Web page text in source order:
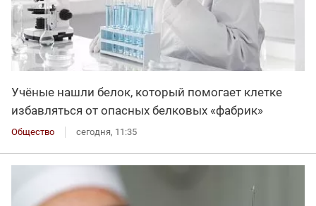
Учёные нашли белок, который помогает клетке
избавляться от опасных белковых «фабрик»
Общество сегодня, 11:35